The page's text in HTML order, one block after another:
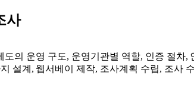
사
도의 운영 구도, 운영기관별 역할, 인증 절차,
설계 , 웹서베이 제작, 조사계획 수립, 조사